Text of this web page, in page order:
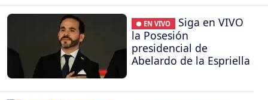
● EN VIVO
Siga en VIVO
la Posesión
presidencial de
Abelardo de la Espriella